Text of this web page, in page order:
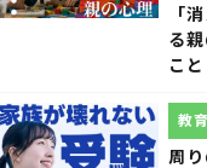
「
る
こと
周
教育